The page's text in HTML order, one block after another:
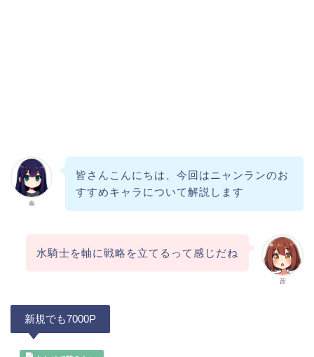
奏
皆さんこんにちは、今回はニャンランのお
すすめキャラについて解説します
茜
水騎士を軸に戦略を立てるって感じだね
新規でも7000P